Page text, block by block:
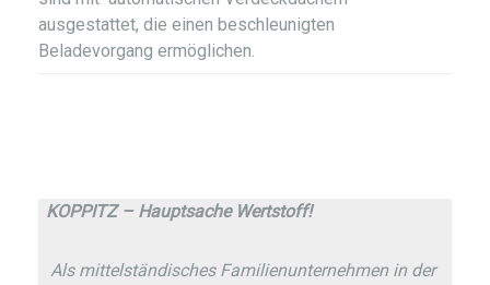
ausgestattet, die einen beschleunigten
Beladevorgang ermöglichen.
KOPPITZ – Hauptsache Wertstoff!
Als mittelständisches Familienunternehmen in der